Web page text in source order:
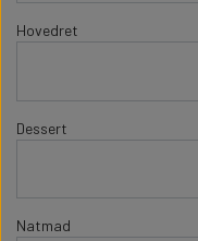
Hovedret
Dessert
Natmad